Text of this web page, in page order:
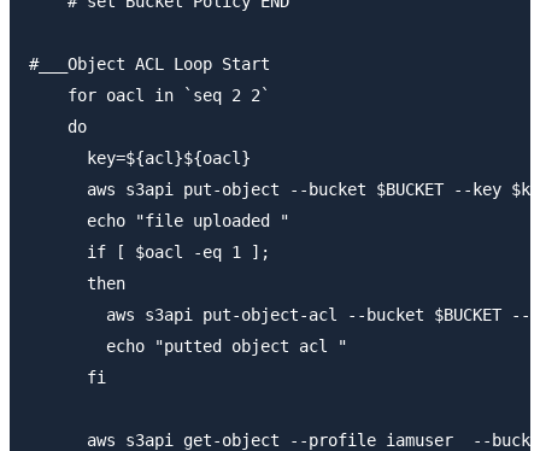
#___Object ACL Loop Start
    for oacl in `seq 2 2`
    do
      key=${acl}${oacl}
aws s3api put-object --bucket $BUCKET --key
      echo "file uploaded "
      if [ $oacl -eq 1 ];
      then
aws s3api put-object-acl --bucket $BUCKET
        echo "putted object acl "
      fi
aws s3api get-object --profile iamuser  --